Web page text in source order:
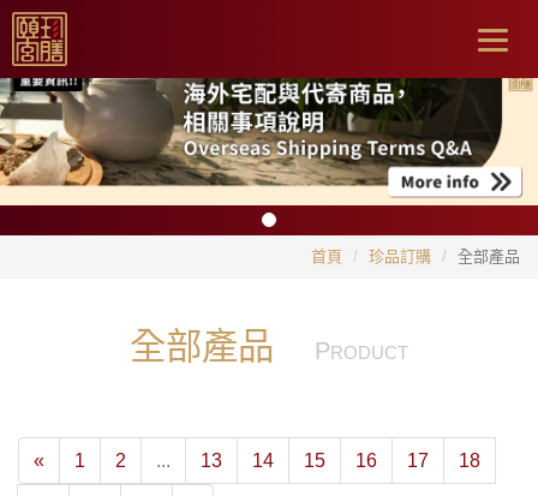
首頁 珍品訂購 全部產品
全部產品 PRODUCT
« 1 2 ... 13 14 15 16 17 18